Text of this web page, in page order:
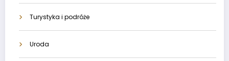
Turystyka i podróże
Uroda